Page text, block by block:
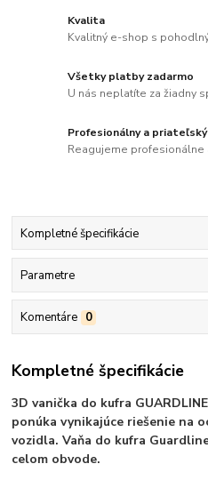
Kvalita
Kvalitný e-shop s
Všetky platby zadarmo
U nás neplatíte za žiadny
Profesionálny a
Reagujeme profesionálne
Kompletné špecifikácie
Parametre
Komentáre 0
Kompletné špecifikácie
3D vanička do kufra
ponúka vynikajúce riešenie na
vozidla. Vaňa do kufra
celom obvode.